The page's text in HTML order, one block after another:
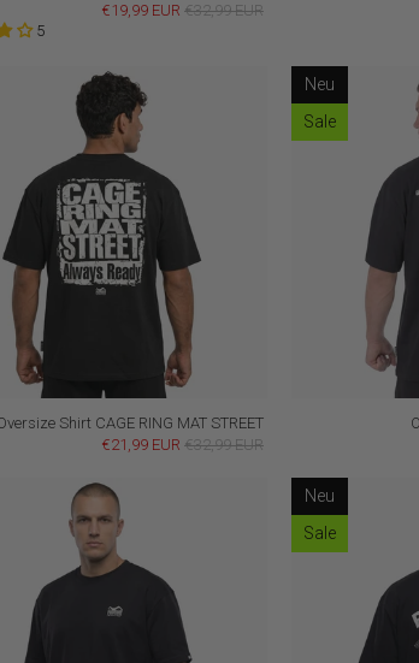
€19,99 EUR €32,99 EUR
5
Shirt CAGE RING MAT STREET
€21,99 EUR €32,99 EUR
Neu
Sale
Neu
Sale